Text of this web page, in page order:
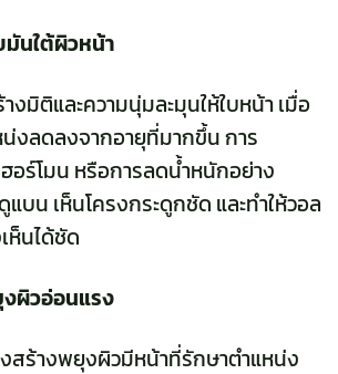
นใต้ผิวหน้า
งมิติและความนุ่มละมุนให้ใบหน้า เมื่อ
งลดลงจากอายุที่มากขึ้น การ
อร์โมน หรือการลดน้ำหนักอย่าง
แบน เห็นโครงกระดูกชัด และทำให้วอล
ห็นได้ชัด
ผิวอ่อนแรง
งสร้างพยุงผิวมีหน้าที่รักษาตำแหน่ง